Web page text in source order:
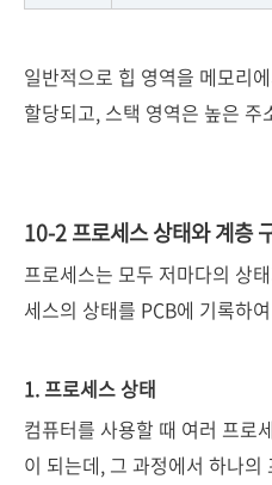
일반적으로 힙 영역을 메모리
할당되고, 스택 영역은 높은
10-2 프로세스 상태와 계층
프로세스는 모두 저마다의 상
세스의 상태를 PCB에 기록하
1. 프로세스 상태
컴퓨터를 사용할 때 여러 프로
이 되는데, 그 과정에서 하나